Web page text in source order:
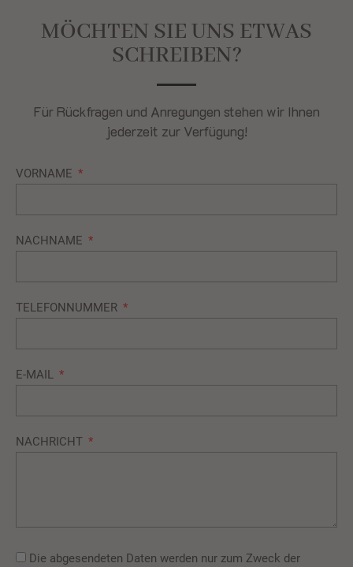
MÖCHTEN SIE UNS ETWAS
SCHREIBEN?
Für Rückfragen und Anregungen stehen wir Ihnen
jederzeit zur Verfügung!
VORNAME
NACHNAME
TELEFONNUMMER
E-MAIL
NACHRICHT
Die abgesendeten Daten werden nur zum Zweck der